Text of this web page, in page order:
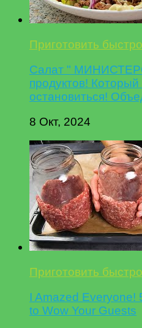
Приготовить быстро
Салат "
продуктов!
остановиться!
8 Окт, 2024
Приготовить быстро
I Amazed Everyone!
to Wow Your Guests